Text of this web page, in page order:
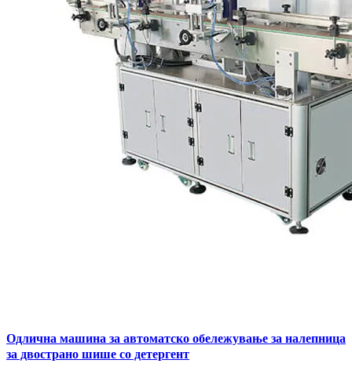
Одлична машина за автоматско обележување за налепница
за двострано шише со детергент